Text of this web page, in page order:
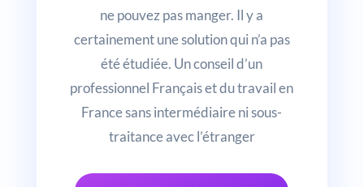
ne pouvez pas manger. Il y a
certainement une solution qui n’a pas
été étudiée. Un conseil d’un
professionnel Français et du travail en
France sans intermédiaire ni sous-
traitance avec l’étranger